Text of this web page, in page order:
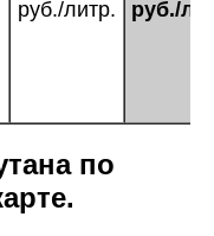
руб./литр.
руб./
по